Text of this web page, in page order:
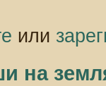
или
на